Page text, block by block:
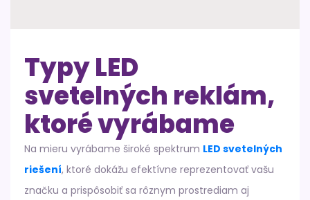
Typy LED
svetelných reklám,
ktoré vyrábame
Na mieru vyrábame široké spektrum LED svetelných
riešení, ktoré dokážu efektívne reprezentovať vašu
značku a prispôsobiť sa rôznym prostrediam aj